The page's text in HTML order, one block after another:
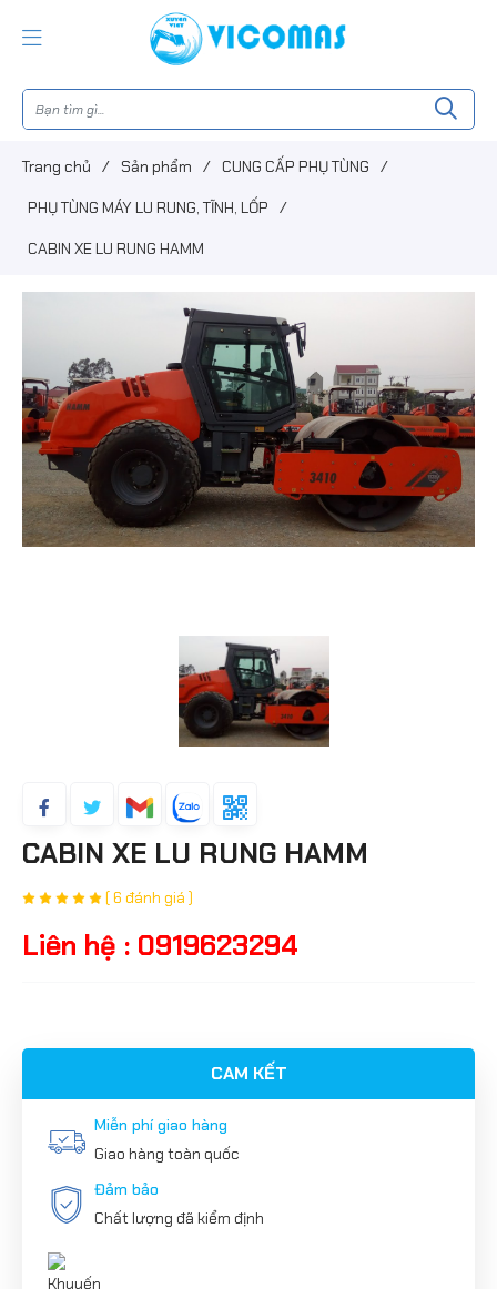
Trang chủ / Sản phẩm / CUNG CẤP PHỤ TÙNG /
PHỤ TÙNG MÁY LU RUNG, TĨNH, LỐP /
CABIN XE LU RUNG HAMM
CABIN XE LU RUNG HAMM
( 6 đánh giá )
Liên hệ : 0919623294
CAM KẾT
Miễn phí giao hàng
Giao hàng toàn quốc
Đảm bảo
Chất lượng đã kiểm định